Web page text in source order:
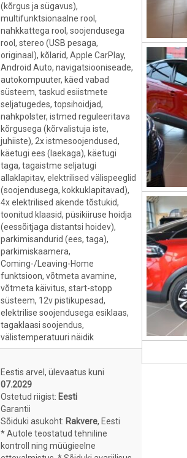
(kõrgus ja sügavus),
multifunktsionaalne rool,
nahkkattega rool, soojendusega
rool, stereo (USB pesaga,
originaal), kõlarid, Apple CarPlay,
Android Auto, navigatsiooniseade,
autokompuuter, käed vabad
süsteem, taskud esiistmete
seljatugedes, topsihoidjad,
nahkpolster, istmed reguleeritava
kõrgusega (kõrvalistuja iste,
juhiiste), 2x istmesoojendused,
käetugi ees (laekaga), käetugi
taga, tagaistme seljatugi
allaklapitav, elektrilised välispeeglid
(soojendusega, kokkuklapitavad),
4x elektrilised akende tõstukid,
toonitud klaasid, püsikiiruse hoidja
(eessõitjaga distantsi hoidev),
parkimisandurid (ees, taga),
parkimiskaamera,
Coming-/Leaving-Home
funktsioon, võtmeta avamine,
võtmeta käivitus, start-stopp
süsteem, 12v pistikupesad,
elektrilise soojendusega esiklaas,
tagaklaasi soojendus,
välistemperatuuri näidik
Eestis arvel, ülevaatus kuni
07.2029
Ostetud riigist: Eesti
Garantii
Sõiduki asukoht: Rakvere, Eesti
* Autole teostatud tehniline
kontroll ning müügieelne